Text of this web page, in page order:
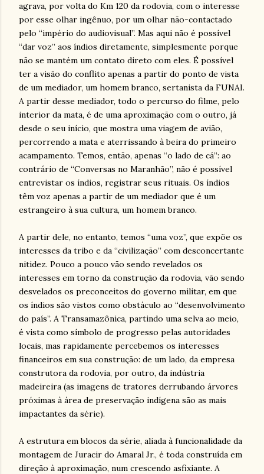
agrava, por volta do Km 120 da rodovia, com o interesse
por esse olhar ingênuo, por um olhar não-contactado
pelo “império do audiovisual”. Mas aqui não é possível
“dar voz” aos índios diretamente, simplesmente porque
não se mantém um contato direto com eles. É possível
ter a visão do conflito apenas a partir do ponto de vista
de um mediador, um homem branco, sertanista da FUNAI.
A partir desse mediador, todo o percurso do filme, pelo
interior da mata, é de uma aproximação com o outro, já
desde o seu início, que mostra uma viagem de avião,
percorrendo a mata e aterrissando à beira do primeiro
acampamento. Temos, então, apenas “o lado de cá”: ao
contrário de “Conversas no Maranhão”, não é possível
entrevistar os índios, registrar seus rituais. Os índios
têm voz apenas a partir de um mediador que é um
estrangeiro à sua cultura, um homem branco.
A partir dele, no entanto, temos “uma voz”, que expõe os
interesses da tribo e da “civilização” com desconcertante
nitidez. Pouco a pouco vão sendo revelados os
interesses em torno da construção da rodovia, vão sendo
desvelados os preconceitos do governo militar, em que
os índios são vistos como obstáculo ao “desenvolvimento
do país”. A Transamazônica, partindo uma selva ao meio,
é vista como símbolo de progresso pelas autoridades
locais, mas rapidamente percebemos os interesses
financeiros em sua construção: de um lado, da empresa
construtora da rodovia, por outro, da indústria
madeireira (as imagens de tratores derrubando árvores
próximas à área de preservação indígena são as mais
impactantes da série).
A estrutura em blocos da série, aliada à funcionalidade da
montagem de Juracir do Amaral Jr., é toda construída em
direção à aproximação, num crescendo asfixiante. A